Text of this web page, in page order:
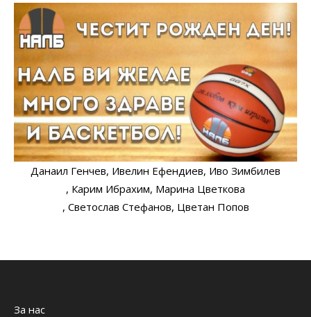
Данаил Генчев, Ивелин Ефендиев, Иво Зимбилев
, Карим Ибрахим, Марина Цветкова
, Светослав Стефанов, Цветан Попов
За нас